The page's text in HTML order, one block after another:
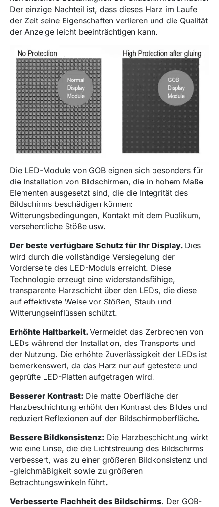
Der einzige Nachteil ist, dass dieses Harz im Laufe
der Zeit seine Eigenschaften verlieren und die Qualität
der Anzeige leicht beeinträchtigen kann.
Die LED-Module von GOB eignen sich besonders für
die Installation von Bildschirmen, die in hohem Maße
Elementen ausgesetzt sind, die die Integrität des
Bildschirms beschädigen können:
Witterungsbedingungen, Kontakt mit dem Publikum,
versehentliche Stöße usw.
Der beste verfügbare Schutz für Ihr Display. Dies
wird durch die vollständige Versiegelung der
Vorderseite des LED-Moduls erreicht. Diese
Technologie erzeugt eine widerstandsfähige,
transparente Harzschicht über den LEDs, die diese
auf effektivste Weise vor Stößen, Staub und
Witterungseinflüssen schützt.
Erhöhte Haltbarkeit. Vermeidet das Zerbrechen von
LEDs während der Installation, des Transports und
der Nutzung. Die erhöhte Zuverlässigkeit der LEDs ist
bemerkenswert, da das Harz nur auf getestete und
geprüfte LED-Platten aufgetragen wird.
Besserer Kontrast: Die matte Oberfläche der
Harzbeschichtung erhöht den Kontrast des Bildes und
reduziert Reflexionen auf der Bildschirmoberfläche.
Bessere Bildkonsistenz: Die Harzbeschichtung wirkt
wie eine Linse, die die Lichtstreuung des Bildschirms
verbessert, was zu einer größeren Bildkonsistenz und
-gleichmäßigkeit sowie zu größeren
Betrachtungswinkeln führt.
Verbesserte Flachheit des Bildschirms. Der GOB-